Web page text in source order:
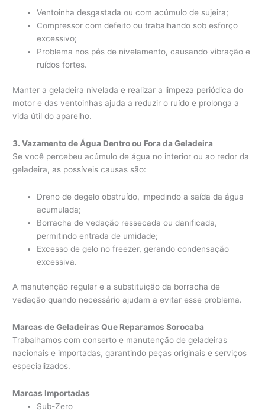
Ventoinha desgastada ou com acúmulo de sujeira;
Compressor com defeito ou trabalhando sob esforço
excessivo;
Problema nos pés de nivelamento, causando vibração e
ruídos fortes.
Manter a geladeira nivelada e realizar a limpeza periódica do
motor e das ventoinhas ajuda a reduzir o ruído e prolonga a
vida útil do aparelho.
3. Vazamento de Água Dentro ou Fora da Geladeira
Se você percebeu acúmulo de água no interior ou ao redor da
geladeira, as possíveis causas são:
Dreno de degelo obstruído, impedindo a saída da água
acumulada;
Borracha de vedação ressecada ou danificada,
permitindo entrada de umidade;
Excesso de gelo no freezer, gerando condensação
excessiva.
A manutenção regular e a substituição da borracha de
vedação quando necessário ajudam a evitar esse problema.
Marcas de Geladeiras Que Reparamos Sorocaba
Trabalhamos com conserto e manutenção de geladeiras
nacionais e importadas, garantindo peças originais e serviços
especializados.
Marcas Importadas
Sub-Zero